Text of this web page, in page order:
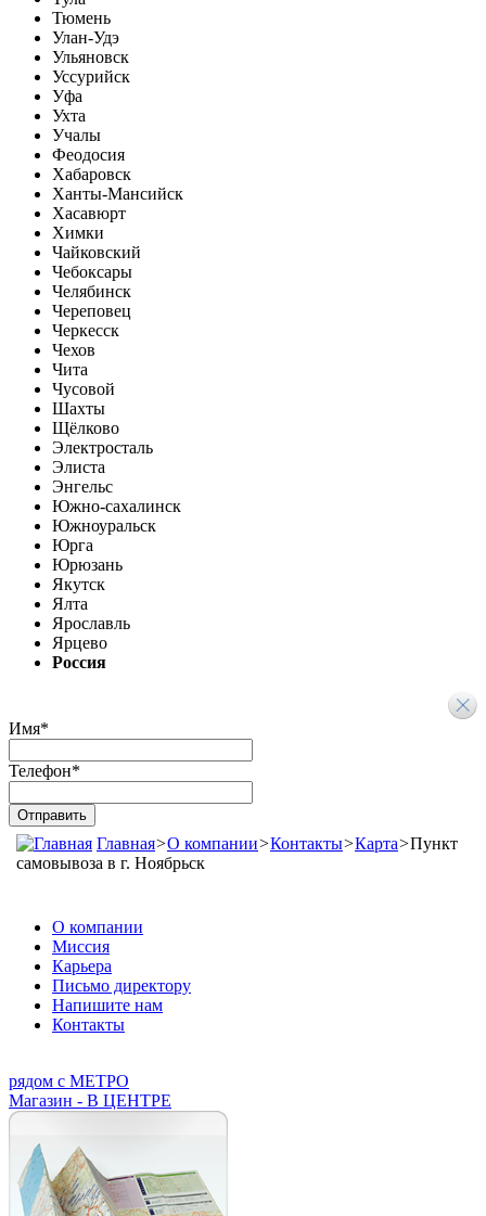
Тюмень
Улан-Удэ
Ульяновск
Уссурийск
Уфа
Ухта
Учалы
Феодосия
Хабаровск
Ханты-Мансийск
Хасавюрт
Химки
Чайковский
Чебоксары
Челябинск
Череповец
Черкесск
Чехов
Чита
Чусовой
Шахты
Щёлково
Электросталь
Элиста
Энгельс
Южно-сахалинск
Южноуральск
Юрга
Юрюзань
Якутск
Ялта
Ярославль
Ярцево
Россия
Имя*
Телефон*
Главная>О компании>Контакты>Карта>Пункт
самовывоза в г. Ноябрьск
О компании
Миссия
Карьера
Письмо директору
Напишите нам
Контакты
рядом с МЕТРО
Магазин - В ЦЕНТРЕ